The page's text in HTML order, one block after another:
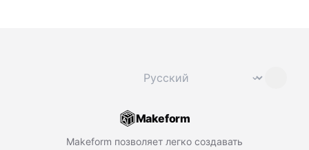
⌄
Makeform
Makeform позволяет легко создавать